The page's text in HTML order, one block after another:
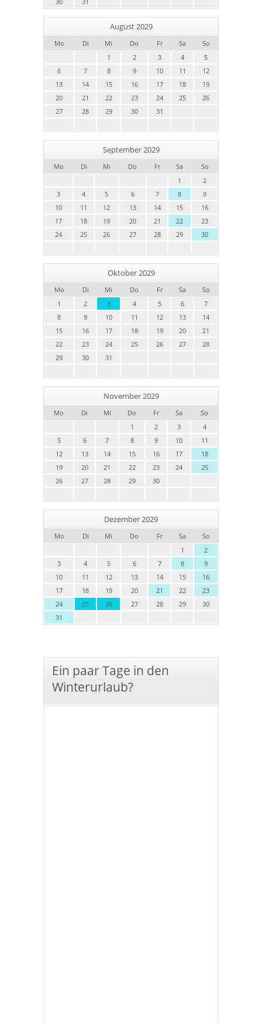
August 2029
Mo Di Mi Do Fr Sa
So
1
2 3 4
5
6
7 8 9 10 11
12
13
14 15 16 17 18
19
20
21 22 23 24 25
26
27
28 29 30 31
September 2029
Mo Di Mi Do Fr Sa
So
1
2
3
4 5 6 7 8
9
10
11 12 13 14 15
16
17
18 19 20 21 22
23
24
25 26 27 28 29 30
Oktober 2029
Mo Di Mi Do Fr Sa
So
1
2 3 4 5 6
7
8
9 10 11 12 13
14
15
16 17 18 19 20
21
22
23 24 25 26 27
28
29
30 31
November 2029
Mo Di Mi Do Fr Sa
So
1
2 3
4
5
6 7 8 9 10
11
12
13 14 15 16 17
18
19
20 21 22 23 24
25
26
27 28 29 30
Dezember 2029
Mo Di Mi Do Fr Sa
So
1
2
3
4 5 6 7 8
9
10
11 12 13 14 15
16
17
18 19 20 21 22
23
24
25 26 27 28 29
30
31
Ein paar Tage in den
Winterurlaub?